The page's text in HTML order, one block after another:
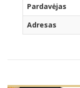
Pardavėjas
Adresas